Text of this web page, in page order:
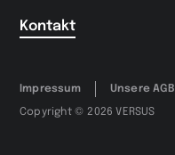
Kontakt
Impressum Unsere AGB
Copyright © 2026 VERSUS